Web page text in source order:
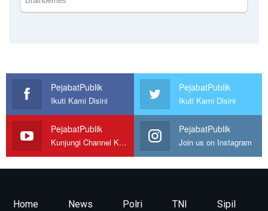
PejabatPublik
Ikuti Kami Disini
PejabatPublik
Ikuti Kami Disini
PejabatPublik
Kunjungi Channel Kami
PejabatPublik
Join us on Instagram
Home News Polri TNI
Sipil